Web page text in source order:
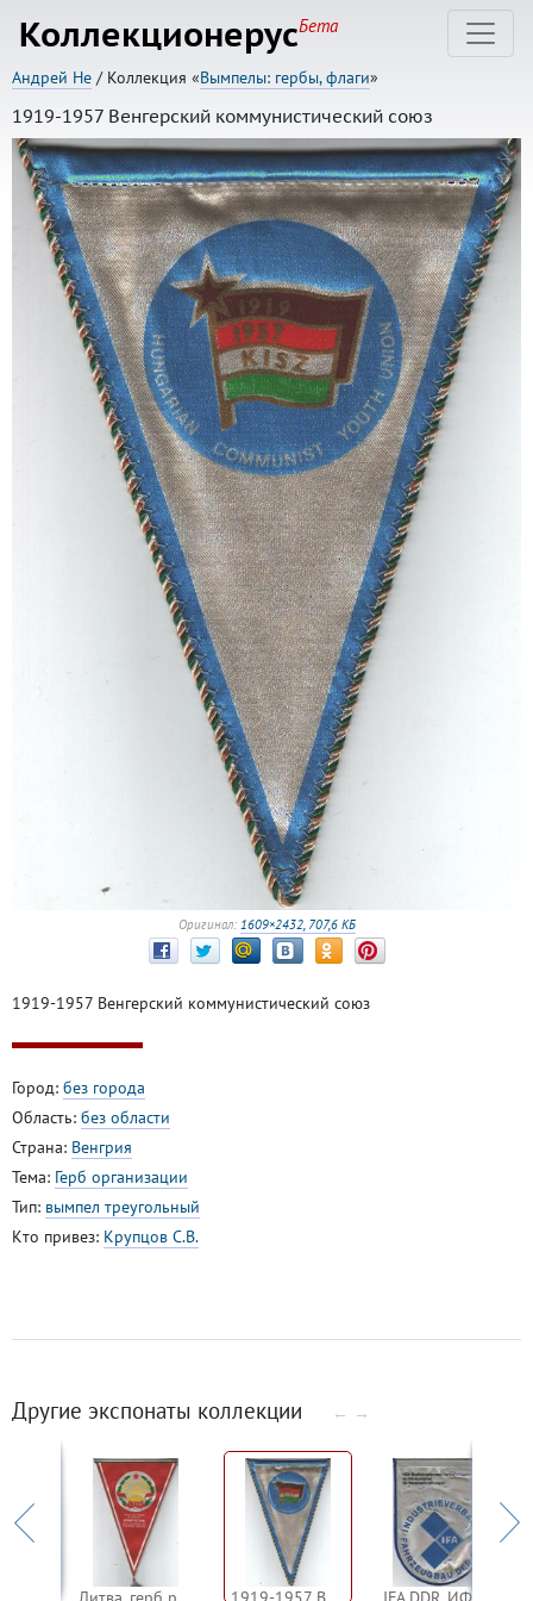
КоллекционерусБета
Андрей Не / Коллекция «Вымпелы: гербы, флаги»
1919-1957 Венгерский коммунистический союз
Оригинал: 1609×2432, 707,6 КБ
1919-1957 Венгерский коммунистический союз
Город: без города
Область: без области
Страна: Венгрия
Тема: Герб организации
Тип: вымпел треугольный
Кто привез: Крупцов С.В.
Другие экспонаты коллекции ← →